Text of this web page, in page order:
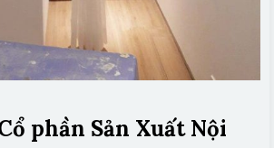
phần Sản Xuất Nội